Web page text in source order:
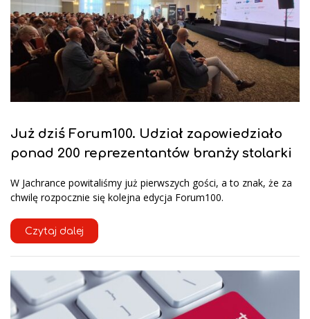
Już dziś Forum100. Udział zapowiedziało
ponad 200 reprezentantów branży stolarki
W Jachrance powitaliśmy już pierwszych gości, a to znak, że za
chwilę rozpocznie się kolejna edycja Forum100.
Czytaj dalej